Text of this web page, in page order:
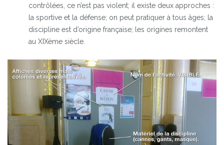
contrôlées, ce n’est pas violent; il existe deux approches :
la sportive et la défense; on peut pratiquer à tous âges; la
discipline est d’origine française; les origines remontent
au XIXème siècle.